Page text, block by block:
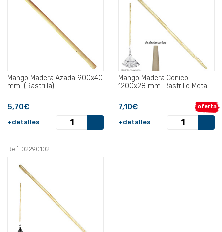
Mango Madera Azada 900x40
mm. (Rastrilla).
5,70€
+detalles
Mango Madera Conico
1200x28 mm. Rastrillo Metal.
oferta
7,10€
+detalles
Ref: 02290102